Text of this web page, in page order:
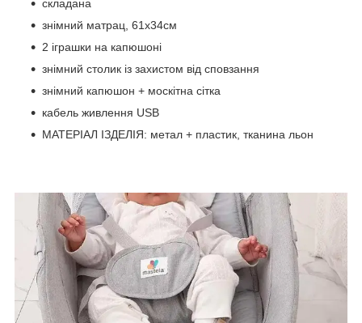
складана
знімний матрац, 61х34см
2 іграшки на капюшоні
знімний столик із захистом від сповзання
знімний капюшон + москітна сітка
кабель живлення USB
МАТЕРІАЛ ІЗДЕЛІЯ: метал + пластик, тканина льон